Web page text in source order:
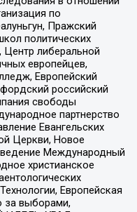
по
Пражский
политических
Центр либеральной
европейцев,
Европейский
российский
свободы
партнерство
Евангельских
Церкви, Новое
Международный
христианское
Европейская
за выборами,